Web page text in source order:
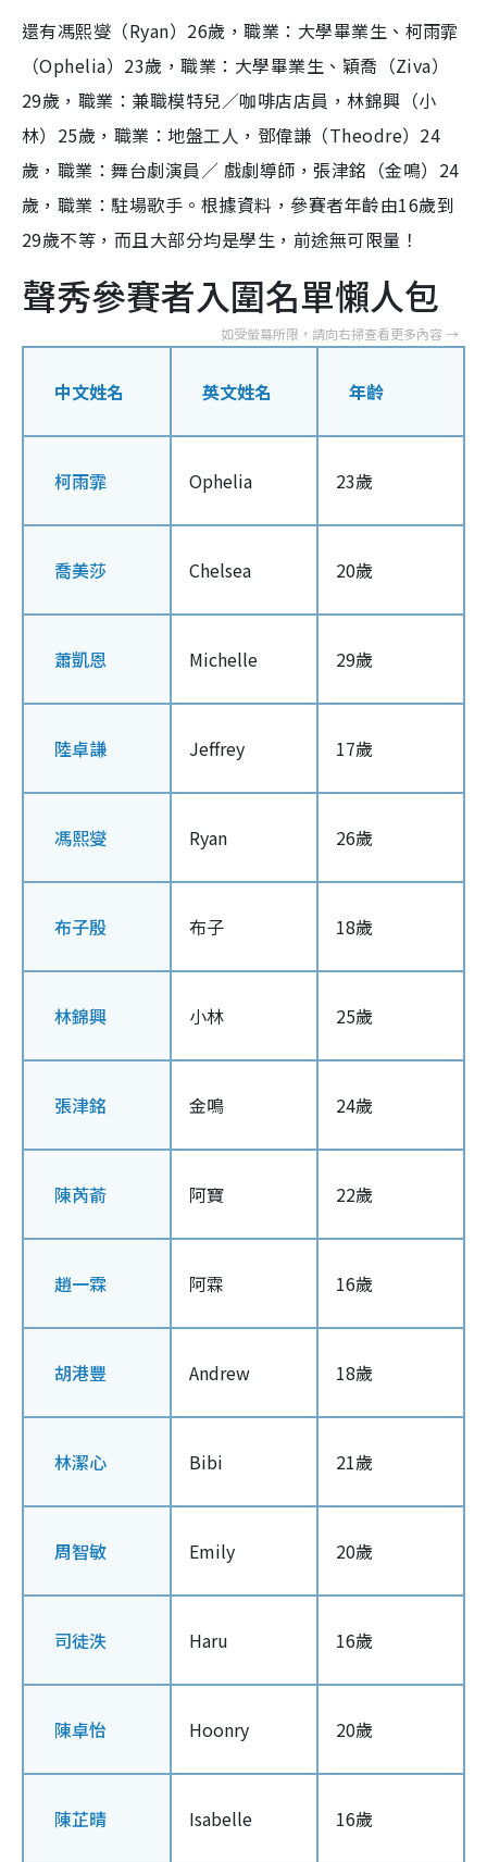
還有馮熙燮（Ryan）26歲，職業：大學畢業生、柯雨霏
（Ophelia）23歲，職業：大學畢業生、穎喬（Ziva）
29歲，職業：兼職模特兒／咖啡店店員，林錦興（小
林）25歲，職業：地盤工人，鄧偉謙（Theodre）24
歲，職業：舞台劇演員／ 戲劇導師，張津銘（金鳴）24
歲，職業：駐場歌手。根據資料，參賽者年齡由16歲到
29歲不等，而且大部分均是學生，前途無可限量！
聲秀參賽者入圍名單懶人包
中文姓名 英文姓名 年齡
柯雨霏 Ophelia 23歲
喬美莎 Chelsea 20歲
蕭凱恩 Michelle 29歲
陸卓謙 Jeffrey 17歲
馮熙燮 Ryan 26歲
布子殷 布子 18歲
林錦興 小林 25歲
張津銘 金鳴 24歲
陳芮萮 阿寶 22歲
趙一霖 阿霖 16歲
胡港豐 Andrew 18歲
林潔心 Bibi 21歲
周智敏 Emily 20歲
司徒泆 Haru 16歲
陳卓怡 Hoonry 20歲
陳芷晴 Isabelle 16歲